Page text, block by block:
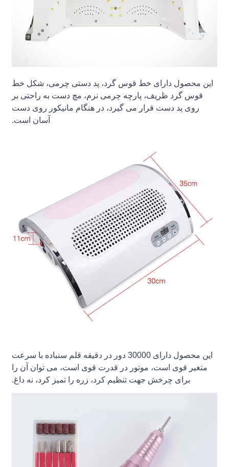
این محصول دارای خط قوس گرد، پد دستی چرمی، شکل خط
قوس گرد ظریف، پارچه چرمی نرم، مچ دست به راحتی بر
روی پد دست قرار می گیرد، در هنگام مانیکور روی دست
آسان است.
این محصول دارای 30000 دور در دقیقه قلم سنباده با سرعت
متغیر قوی است، موتور در قدرت قوی است، می توان آن را
برای چرخش جهت تنظیم کرد، زره را تمیز کرد، نه داغ.